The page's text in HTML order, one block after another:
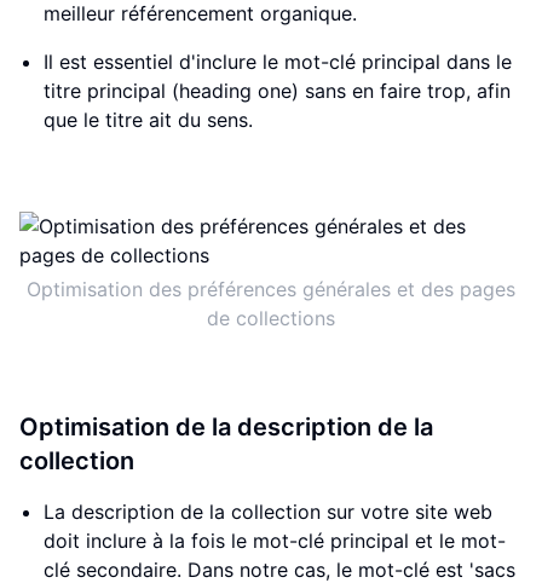
meilleur référencement organique.
Il est essentiel d'inclure le mot-clé principal dans le
titre principal (heading one) sans en faire trop, afin
que le titre ait du sens.
Optimisation des préférences générales et des pages
de collections
Optimisation de la description de la
collection
La description de la collection sur votre site web
doit inclure à la fois le mot-clé principal et le mot-
clé secondaire. Dans notre cas, le mot-clé est 'sacs